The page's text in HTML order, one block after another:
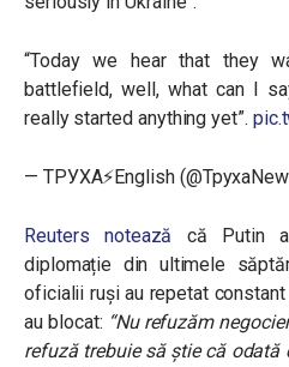
“Today we hear that they
battlefield, well, what can I
really started anything yet”.
— ТРУХА⚡️English
Reuters notează că Putin
diplomație din ultimele
oficialii ruși au repetat
au blocat: “Nu refuzăm
refuză trebuie să ştie că